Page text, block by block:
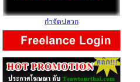
กำจัดปลวก